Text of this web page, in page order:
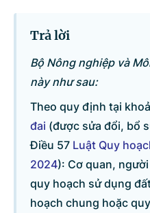
Trả lời
Bộ Nông nghiệp và
này như sau:
Theo quy định tại
đai (được sửa đổi, bổ
Điều 57 Luật Quy
2024): Cơ quan,
quy hoạch sử dụng
hoạch chung hoặc